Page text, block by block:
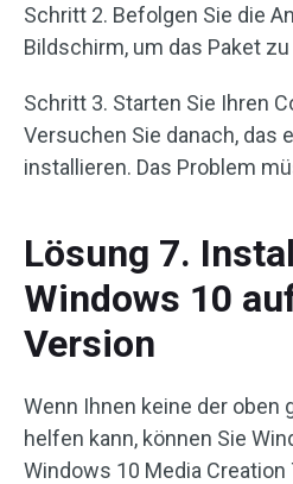
Schritt 2. Befolgen Sie die
Bildschirm, um das Paket
Schritt 3. Starten Sie Ihren
Versuchen Sie danach, das
installieren. Das Problem
Lösung 7.
Windows 10
Version
Wenn Ihnen keine der oben
helfen kann, können Sie
Windows 10 Media